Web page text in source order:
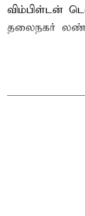
விம்பிள்டன்
தலைநகர்